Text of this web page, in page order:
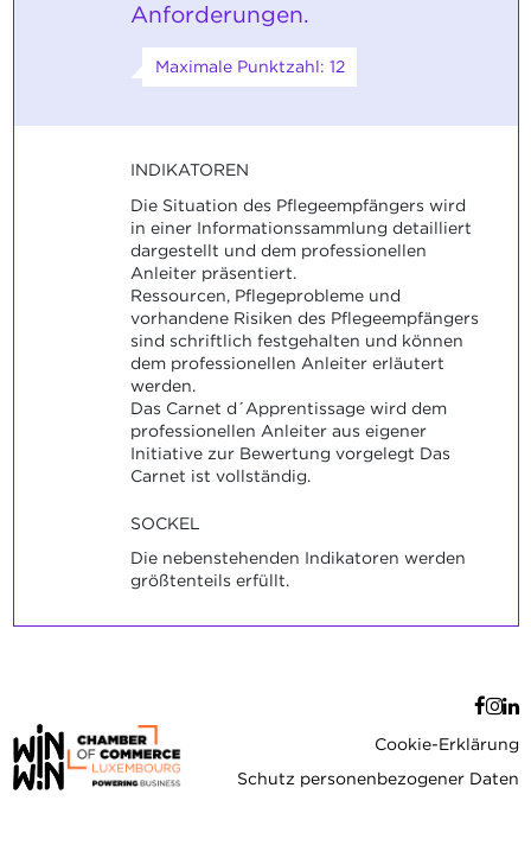
Anforderungen.
Maximale Punktzahl: 12
INDIKATOREN
Die Situation des Pflegeempfängers wird
in einer Informationssammlung detailliert
dargestellt und dem professionellen
Anleiter präsentiert.
Ressourcen, Pflegeprobleme und
vorhandene Risiken des Pflegeempfängers
sind schriftlich festgehalten und können
dem professionellen Anleiter erläutert
werden.
Das Carnet d´Apprentissage wird dem
professionellen Anleiter aus eigener
Initiative zur Bewertung vorgelegt Das
Carnet ist vollständig.
SOCKEL
Die nebenstehenden Indikatoren werden
größtenteils erfüllt.
Cookie-Erklärung
Schutz personenbezogener Daten